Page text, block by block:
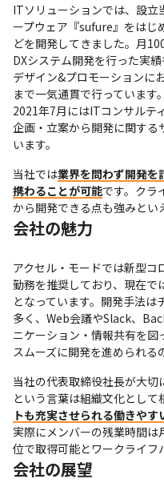
ITソリューションでは、設
ープウェア『sufure』をはじ
どを開発してきました。月
DXシステム開発を行った実績
デザイン&プロモーションに
まで一気通貫で行っています。
2021年7月にはITコンサルテ
企画・立案から開発に関する
います。
当社では業界を問わず開発を
携わることが可能です。クラ
から開発できる点も強みとい
会社の魅力
アクセル・モードでは新型コ
勤務を推奨しており、現在で
となっています。開発手法
多く、Web会議やSlack、
ニケーション・情報共有を図
スムーズに開発を進められる
当社の代表取締役社長が大切
という言葉は組織文化として
トも充実させられる働きや
実際にメンバーの残業時間
位で取得可能とワークライフ
会社の展望